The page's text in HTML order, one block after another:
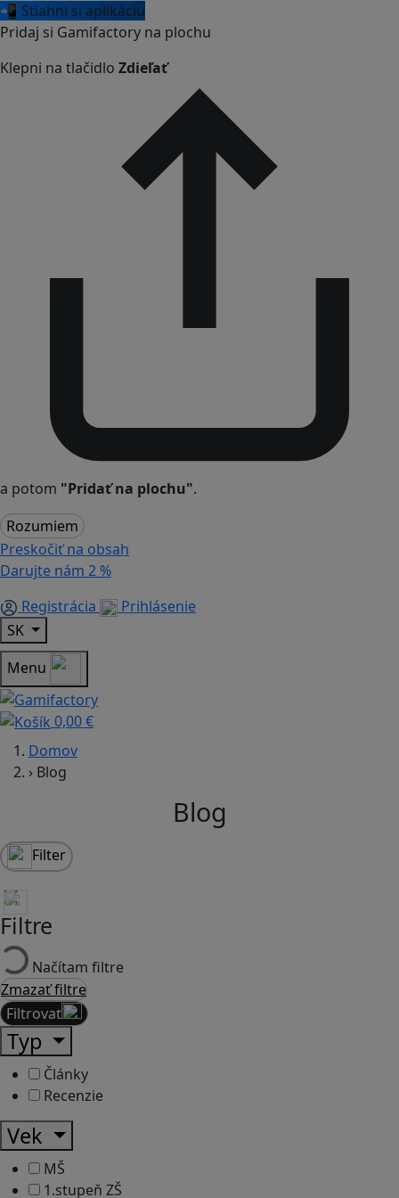
📲 Stiahni si aplikáciu
Pridaj si Gamifactory na plochu
Klepni na tlačidlo Zdieľať
a potom "Pridať na plochu".
Rozumiem
Preskočiť na obsah
Darujte nám 2 %
Registrácia
Prihlásenie
SK
Menu
0,00 €
Domov
› Blog
Blog
Filter
Filtre
Načítam filtre
Zmazať filtre
Filtrovať
Typ
Články
Recenzie
Vek
MŠ
1.stupeň ZŠ